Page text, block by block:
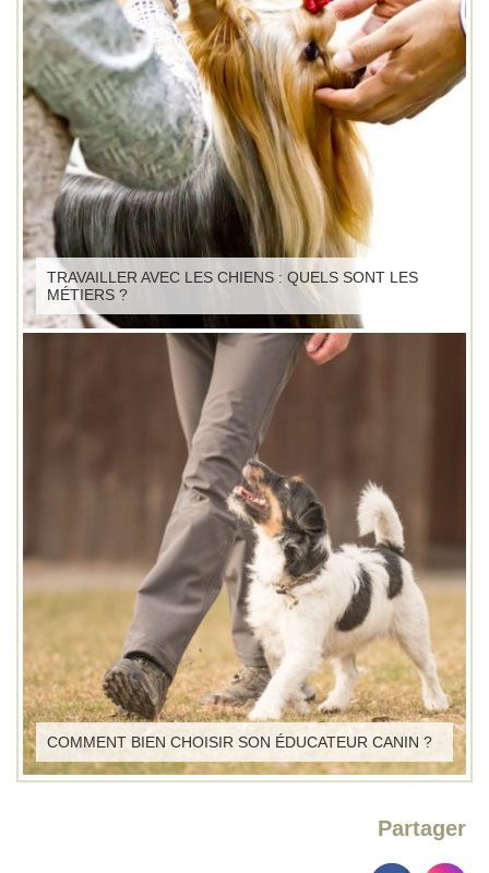
TRAVAILLER AVEC LES CHIENS : QUELS SONT LES
MÉTIERS ?
COMMENT BIEN CHOISIR SON ÉDUCATEUR CANIN ?
Partager